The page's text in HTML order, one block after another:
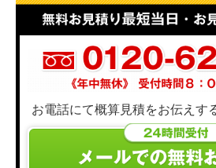
お電話にて概算見積をお伝えす